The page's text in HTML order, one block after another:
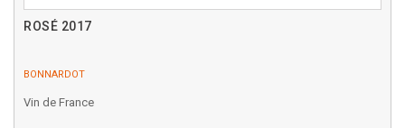
ROSÉ 2017
BONNARDOT
Vin de France